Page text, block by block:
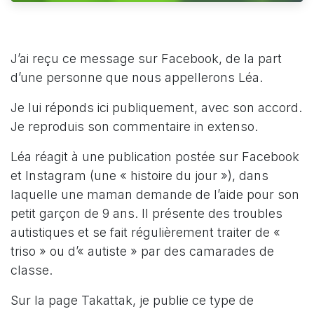
J’ai reçu ce message sur Facebook, de la part
d’une personne que nous appellerons Léa.
Je lui réponds ici publiquement, avec son accord.
Je reproduis son commentaire in extenso.
Léa réagit à une publication postée sur Facebook
et Instagram (une « histoire du jour »), dans
laquelle une maman demande de l’aide pour son
petit garçon de 9 ans. Il présente des troubles
autistiques et se fait régulièrement traiter de «
triso » ou d’« autiste » par des camarades de
classe.
Sur la page Takattak, je publie ce type de